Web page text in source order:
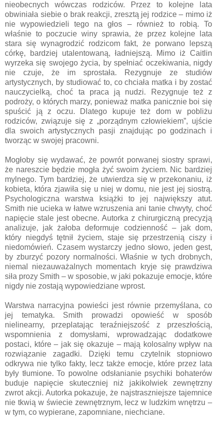
nieobecnych wówczas rodziców. Przez to kolejne lata
obwiniała siebie o brak reakcji, zresztą jej rodzice – mimo iż
nie wypowiedzieli tego na głos – również to robią. To
właśnie to poczucie winy sprawia, że przez kolejne lata
stara się wynagrodzić rodzicom fakt, że porwano lepszą
córkę, bardziej utalentowaną, ładniejszą. Mimo iż Caitlin
wyrzeka się swojego życia, by spełniać oczekiwania, nigdy
nie czuje, że im sprostała. Rezygnuje ze studiów
artystycznych, by studiować to, co chciała matka i by zostać
nauczycielką, choć ta praca ją nudzi. Rezygnuje też z
podroży, o których marzy, ponieważ matka panicznie boi się
spuścić ją z oczu. Dlatego kupuje też dom w pobliżu
rodziców, związuje się z „porządnym człowiekiem”, ujście
dla swoich artystycznych pasji znajdując po godzinach i
tworząc w swojej pracowni.
Mogłoby się wydawać, że powrót porwanej siostry sprawi,
że nareszcie będzie mogła żyć swoim życiem. Nic bardziej
mylnego. Tym bardziej, że utwierdza się w przekonaniu, iż
kobieta, która zjawiła się u niej w domu, nie jest jej siostrą.
Psychologiczna warstwa książki to jej największy atut.
Smith nie ucieka w łatwe wzruszenia ani tanie chwyty, choć
napięcie stale jest obecne. Autorka z chirurgiczną precyzją
analizuje, jak żałoba deformuje codzienność – jak dom,
który niegdyś tętnił życiem, staje się przestrzenią ciszy i
niedomówień. Czasem wystarczy jedno słowo, jeden gest,
by zburzyć pozory normalności. Właśnie w tych drobnych,
niemal niezauważalnych momentach kryje się prawdziwa
siła prozy Smith – w sposobie, w jaki pokazuje emocje, które
nigdy nie zostają wypowiedziane wprost.
Warstwa narracyjna powieści jest równie przemyślana, co
jej tematyka. Smith prowadzi opowieść w sposób
nielinearny, przeplatając teraźniejszość z przeszłością,
wspomnienia z domysłami, wprowadzając dodatkowe
postaci, które – jak się okazuje – mają kolosalny wpływ na
rozwiązanie zagadki. Dzięki temu czytelnik stopniowo
odkrywa nie tylko fakty, lecz także emocje, które przez lata
były tłumione. To powolne odsłanianie psychiki bohaterów
buduje napięcie skuteczniej niż jakikolwiek zewnętrzny
zwrot akcji. Autorka pokazuje, że najstraszniejsze tajemnice
nie tkwią w świecie zewnętrznym, lecz w ludzkim wnętrzu –
w tym, co wypierane, zapomniane, niechciane.